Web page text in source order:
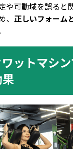
や可動域を誤ると
正しいフォーム
ットマシ